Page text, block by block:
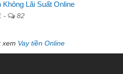
Không Lãi Suất Online
- 82
xem Vay tiền Online